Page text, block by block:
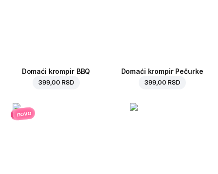
Domaći krompir BBQ
399,00 RSD
Domaći krompir Pečurke
399,00 RSD
novo